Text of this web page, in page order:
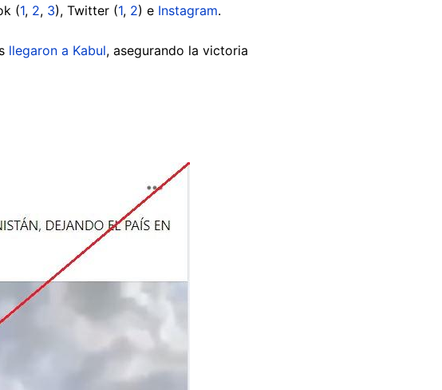
(1, 2, 3), Twitter (1, 2) e Instagram.
llegaron a Kabul, asegurando la victoria